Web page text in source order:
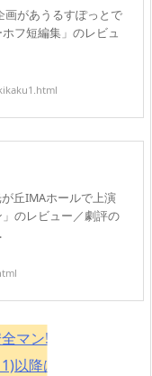
画があうるすぽっとで
フ短編集」のレビュ
丘IMAホールで上演
のレビュー／劇評の
マン!?〜レントゲ
以降はこちら